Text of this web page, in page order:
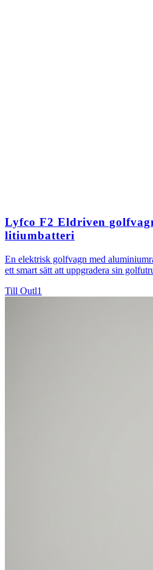
Lyfco F2 Eldriven
litiumbatteri
En elektrisk golfvagn med
ett smart sätt att uppgradera sin
Till Outl1